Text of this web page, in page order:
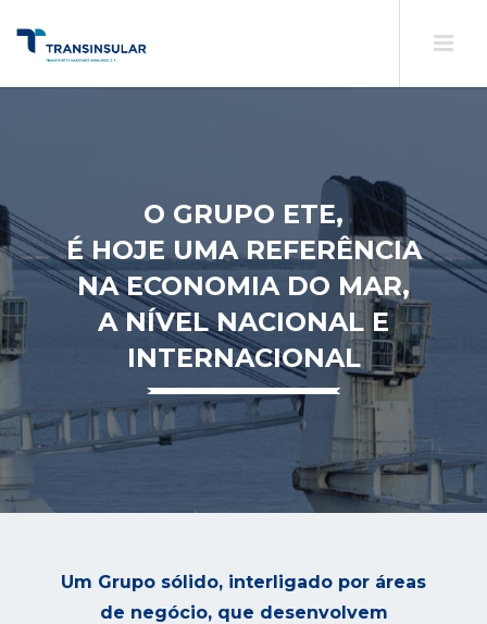
O GRUPO ETE,
É HOJE UMA REFERÊNCIA
NA ECONOMIA DO MAR,
A NÍVEL NACIONAL E
INTERNACIONAL
Um Grupo sólido, interligado por áreas
de negócio, que desenvolvem